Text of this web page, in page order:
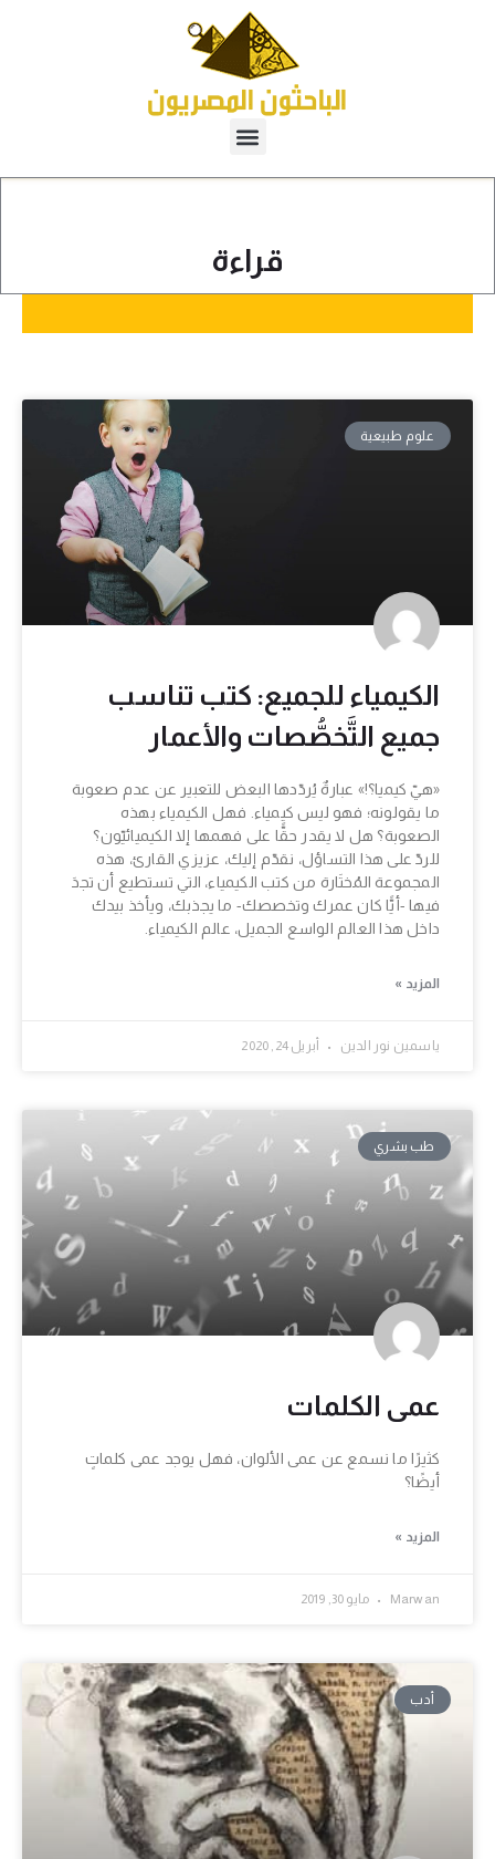
قراءة
علوم طبيعية
الكيمياء للجميع: كتب تناسب
جميع التَّخصُّصات والأعمار
«هيّ كيميا؟!» عبارةٌ يُردّدها البعض للتعبير عن عدم صعوبة
ما يقولونه؛ فهو ليس كيمياء. فهل الكيمياء بهذه
الصعوبة؟ هل لا يقدر حقًّا على فهمها إلا الكيميائيّون؟
للردّ على هذا التساؤل، نقدّم إليك، عزيزي القارئ، هذه
المجموعة المُختَارة من كتب الكيمياء، التي تستطيع أن تجدَ
فيها -أيًّا كان عمرك وتخصصك- ما يجذبك، ويأخذ بيدك
داخل هذا العالم الواسع الجميل، عالم الكيمياء.
المزيد »
ياسمين نور الدين أبريل 24, 2020
طب بشري
عمى الكلمات
كثيرًا ما نسمع عن عمى الألوان، فهل يوجد عمى كلماتٍ
أيضًا؟
المزيد »
Marwan مايو 30, 2019
أدب